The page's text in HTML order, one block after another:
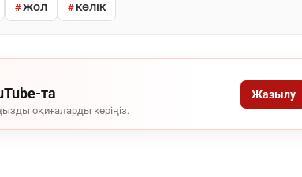
ЖОЛ КӨЛІК
та
оқиғаларды көріңіз.
Жазылу